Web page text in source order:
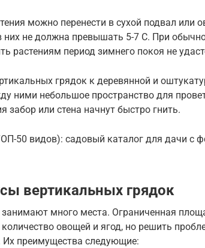
можно перенести в сухой подвал или
них не должна превышать 5-7 С. При
растениям период зимнего покоя не
грядок к деревянной и
ними небольшое пространство для
забор или стена начнут быстро гнить.
50 видов): садовый каталог для дачи с
вертикальных грядок
много места. Ограниченная
овощей и ягод, но решить
Их преимущества следующие: